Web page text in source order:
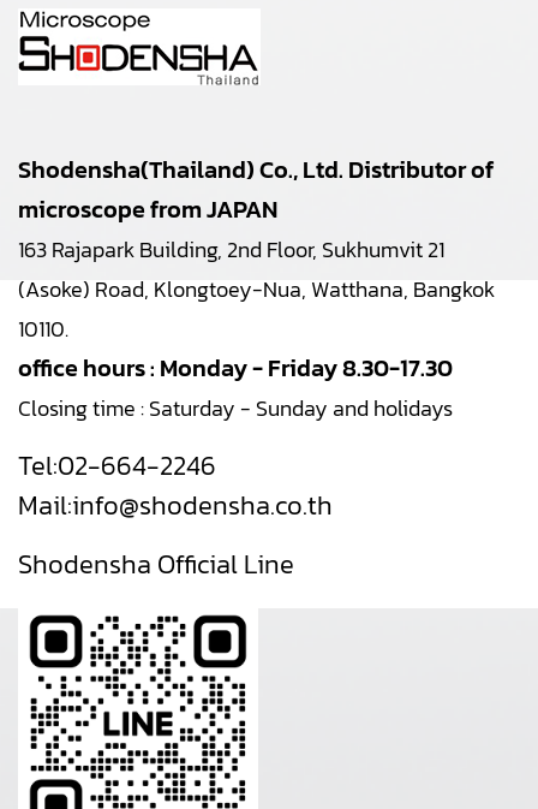
Shodensha(Thailand) Co., Ltd. Distributor of
microscope from JAPAN
163 Rajapark Building, 2nd Floor, Sukhumvit 21
(Asoke) Road, Klongtoey-Nua, Watthana, Bangkok
10110.
office hours : Monday - Friday 8.30-17.30
Closing time : Saturday - Sunday and holidays
Tel:02-664-2246
Mail:info@shodensha.co.th
Shodensha Official Line